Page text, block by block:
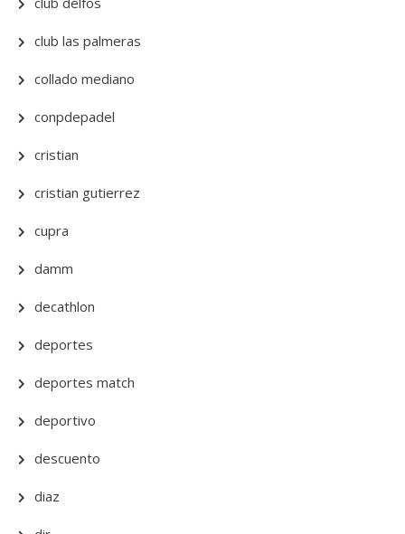
club las palmeras
collado mediano
conpdepadel
cristian
cristian gutierrez
cupra
damm
decathlon
deportes
deportes match
deportivo
descuento
diaz